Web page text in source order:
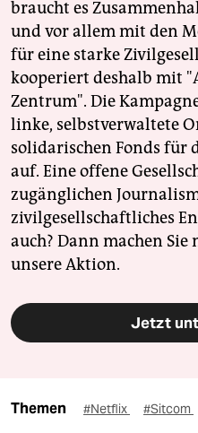
braucht es
und vor allem mit den
für eine starke
kooperiert deshalb mit
Zentrum". Die
linke, selbstverwaltete
solidarischen Fonds für
auf. Eine offene
zugänglichen
zivilgesellschaftliches
auch? Dann machen
unsere Aktion.
Jetzt
Themen #Netflix #Sitcom